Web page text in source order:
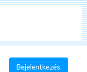
Bejelentkezés